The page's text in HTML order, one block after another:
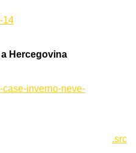
Hercegovina
.src